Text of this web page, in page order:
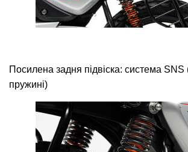
Посилена задня підвіска: система
пружині)